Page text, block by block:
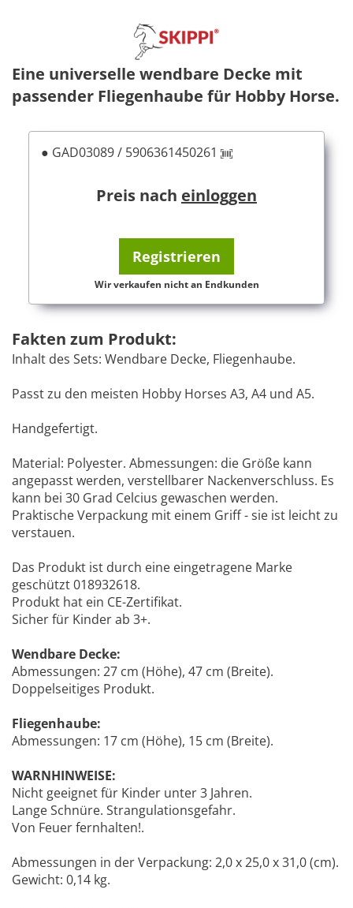
Eine universelle wendbare Decke mit
passender Fliegenhaube für Hobby Horse.
● GAD03089 / 5906361450261
Preis nach einloggen
Registrieren
Wir verkaufen nicht an Endkunden
Fakten zum Produkt:
Inhalt des Sets: Wendbare Decke, Fliegenhaube.
Passt zu den meisten Hobby Horses A3, A4 und A5.
Handgefertigt.
Material: Polyester. Abmessungen: die Größe kann
angepasst werden, verstellbarer Nackenverschluss. Es
kann bei 30 Grad Celcius gewaschen werden.
Praktische Verpackung mit einem Griff - sie ist leicht zu
verstauen.
Das Produkt ist durch eine eingetragene Marke
geschützt 018932618.
Produkt hat ein CE-Zertifikat.
Sicher für Kinder ab 3+.
Wendbare Decke:
Abmessungen: 27 cm (Höhe), 47 cm (Breite).
Doppelseitiges Produkt.
Fliegenhaube:
Abmessungen: 17 cm (Höhe), 15 cm (Breite).
WARNHINWEISE:
Nicht geeignet für Kinder unter 3 Jahren.
Lange Schnüre. Strangulationsgefahr.
Von Feuer fernhalten!.
Abmessungen in der Verpackung: 2,0 x 25,0 x 31,0 (cm).
Gewicht: 0,14 kg.